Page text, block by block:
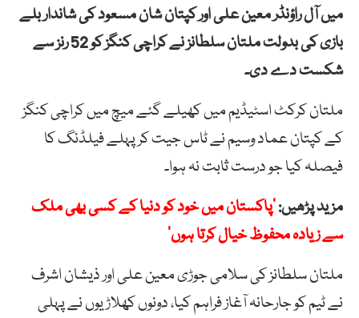
میں آل راؤنڈر معین علی اور کپتان شان مسعود کی شاندار بلے
بازی کی بدولت ملتان سلطانز نے کراچی کنگز کو 52 رنز سے
شکست دے دی۔
ملتان کرکٹ اسٹیڈیم میں کھیلے گئے میچ میں کراچی کنگز
کے کپتان عماد وسیم نے ٹاس جیت کر پہلے فیلڈنگ کا
فیصلہ کیا جو درست ثابت نہ ہوا۔
مزید پڑھیں:’پاکستان میں خود کو دنیا کے کسی بھی ملک
سے زیادہ محفوظ خیال کرتا ہوں’
ملتان سلطانز کی سلامی جوڑی معین علی اور ذیشان اشرف
نے ٹیم کو جارحانہ آغاز فراہم کیا، دونوں کھلاڑیوں نے پہلی